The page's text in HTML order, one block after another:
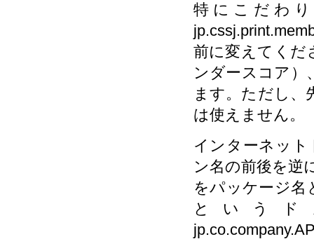
特にこだわ
前に変えてくだ
ンダースコア）
ます。ただし、
は使えません。
インターネッ
ン名の前後を逆
をパッケージ名
という